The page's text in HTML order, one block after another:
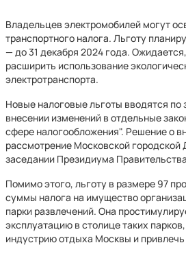
Владельцев электромобилей могут
транспортного налога. Льготу
— до 31 декабря 2024 года.
расширить использование
электротранспорта.
Новые налоговые льготы вводятся по
внесении изменений в отдельные
сфере налогообложения". Решение о
рассмотрение Московской городской
заседании Президиума
Помимо этого, льготу в размере 97
суммы налога на имущество
парки развлечений. Она
эксплуатацию в столице таких
индустрию отдыха Москвы и привлечь